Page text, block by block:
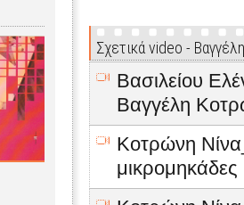
Σχετικά video -
Βασιλείου
Βαγγέλη
Κοτρώνη
μικρομηκάδες